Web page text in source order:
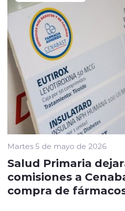
Martes 5 de mayo de 2026
Salud Primaria
comisiones a
compra de